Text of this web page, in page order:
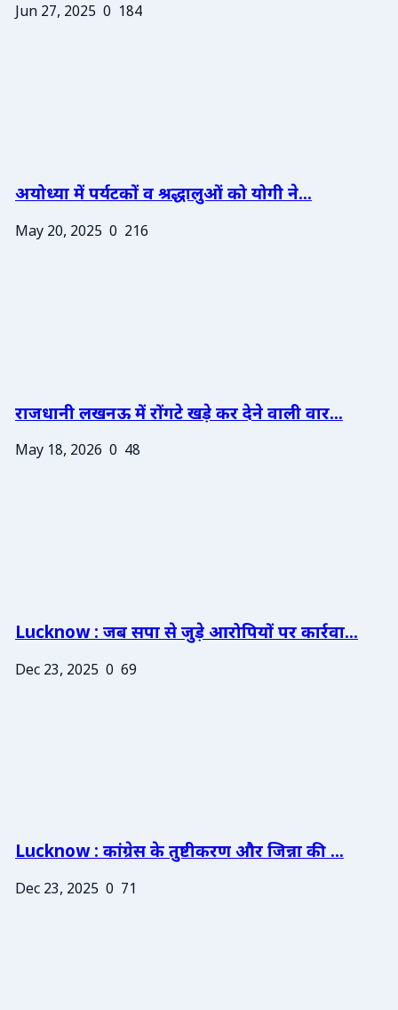
Jun 27, 2025 0 184
अयोध्या में पर्यटकों व श्रद्धालुओं को योगी ने...
May 20, 2025 0 216
राजधानी लखनऊ में रोंगटे खड़े कर देने वाली वार...
May 18, 2026 0 48
Lucknow : जब सपा से जुड़े आरोपियों पर कार्रवा...
Dec 23, 2025 0 69
Lucknow : कांग्रेस के तुष्टीकरण और जिन्ना की ...
Dec 23, 2025 0 71